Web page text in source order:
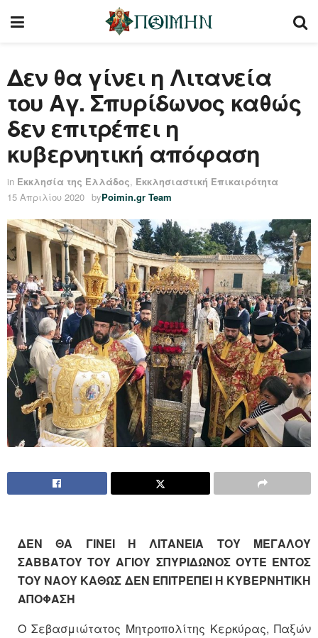
Δεν θα γίνει η Λιτανεία
του Αγ. Σπυρίδωνος καθώς
δεν επιτρέπει η
κυβερνητική απόφαση
in Εκκλησία της Ελλάδος, Εκκλησιαστική Επικαιρότητα
15 Απριλίου 2020 byPoimin.gr Team
ΔΕΝ ΘΑ ΓΙΝΕΙ Η ΛΙΤΑΝΕΙΑ ΤΟΥ ΜΕΓΑΛΟΥ
ΣΑΒΒΑΤΟΥ ΤΟΥ ΑΓΙΟΥ ΣΠΥΡΙΔΩΝΟΣ ΟΥΤΕ ΕΝΤΟΣ
ΤΟΥ ΝΑΟΥ ΚΑΘΩΣ ΔΕΝ ΕΠΙΤΡΕΠΕΙ Η ΚΥΒΕΡΝΗΤΙΚΗ
ΑΠΟΦΑΣΗ
Ο Σεβασμιώτατος Μητροπολίτης Κερκύρας, Παξών